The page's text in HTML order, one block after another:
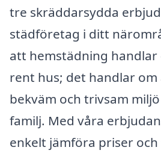
tre skräddarsydda
städföretag i ditt
att hemstädning handlar
rent hus; det handlar om
bekväm och trivsam
familj. Med våra
enkelt jämföra priser